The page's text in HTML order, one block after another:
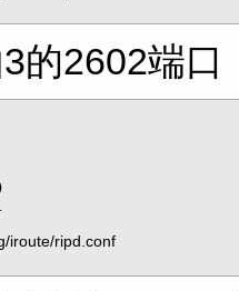
的2602端口
iroute/ripd.conf